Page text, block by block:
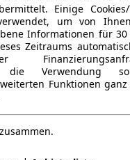
Einige Cookies/
um von
Informationen für 30
Zeitraums
die Verwendung
Funktionen